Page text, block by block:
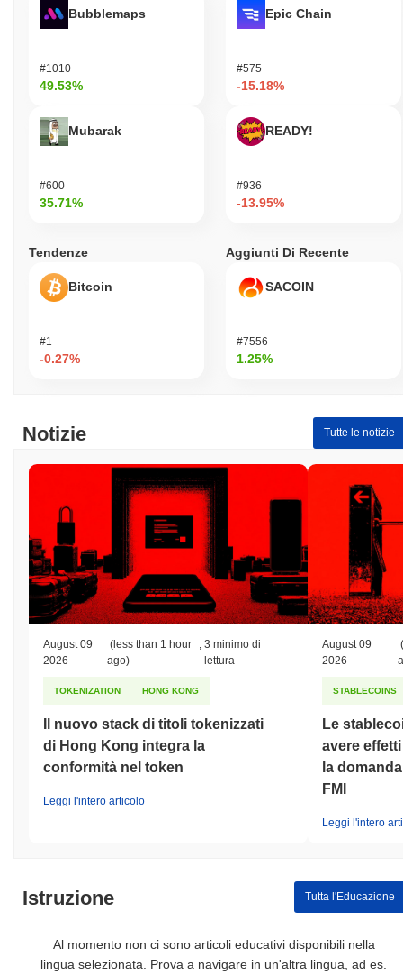
Bubblemaps
#1010
49.53%
Mubarak
#600
35.71%
Epic Chain
#575
-15.18%
READY!
#936
-13.95%
Tendenze
Bitcoin
#1
-0.27%
Aggiunti Di Recente
SACOIN
#7556
1.25%
Notizie Tutte le notizie
August 09
2026
(less than 1 hour
ago)
3 minimo di
lettura
TOKENIZATION HONG KONG
Il nuovo stack di titoli tokenizzati
di Hong Kong integra la
conformità nel token
Leggi l'intero articolo
August 09
2026
STABLECOINS
Le
avere
la
FMI
Leggi l'intero
Istruzione Tutta l'Educazione
Al momento non ci sono articoli educativi disponibili nella
lingua selezionata. Prova a navigare in un'altra lingua, ad es.